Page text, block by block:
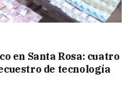
en Santa Rosa: cuatro
de tecnología